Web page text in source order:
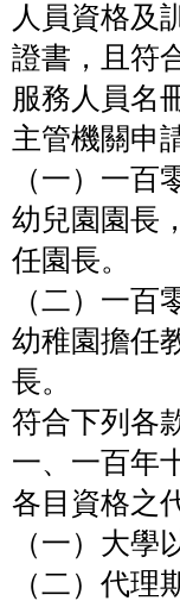
人員資格及
證書，且符
服務人員名
主管機關申
（一）一
幼兒園園長
任園長。
（二）一
幼稚園擔任
長。
符合下列各
一、一百年
各目資格之
（一）大學
（二）代